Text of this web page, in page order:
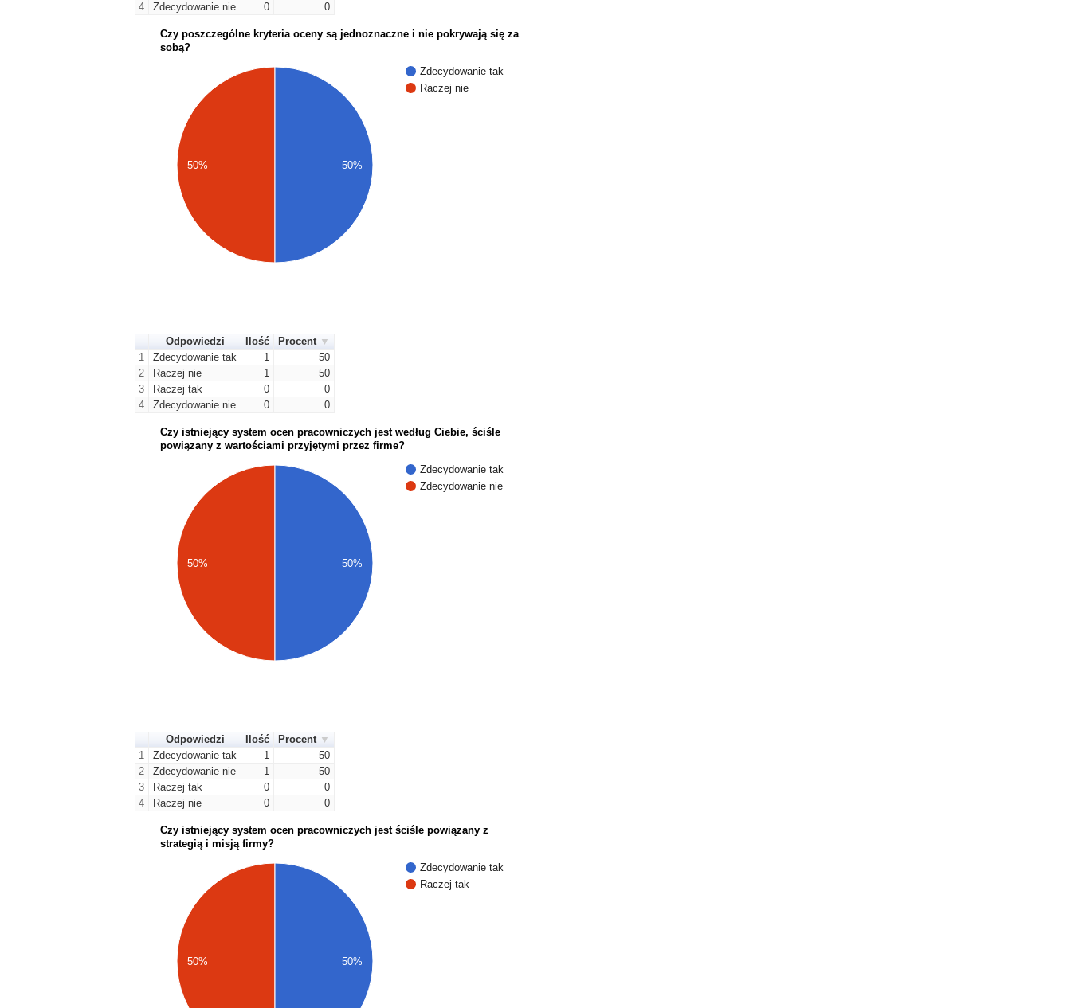
4
Zdecydowanie nie 0 0
Czy poszczególne kryteria oceny są jednoznaczne i nie pokrywają się za
sobą?
Zdecydowanie tak
Raczej nie
50% 50%
Odpowiedzi Ilość
Procent
1
Zdecydowanie tak 1
50
2
Raczej nie 1
50
3
Raczej tak 0
0
4
Zdecydowanie nie 0 0
Czy istniejący system ocen pracowniczych jest według Ciebie, ściśle
powiązany z wartościami przyjętymi przez firme?
Zdecydowanie tak
Zdecydowanie nie
50% 50%
Odpowiedzi Ilość
Procent
1
Zdecydowanie tak 1
50
2
Zdecydowanie nie 1
50
3
Raczej tak 0
0
4
Raczej nie 0 0
Czy istniejący system ocen pracowniczych jest ściśle powiązany z
strategią i misją firmy?
Zdecydowanie tak
Raczej tak
50% 50%